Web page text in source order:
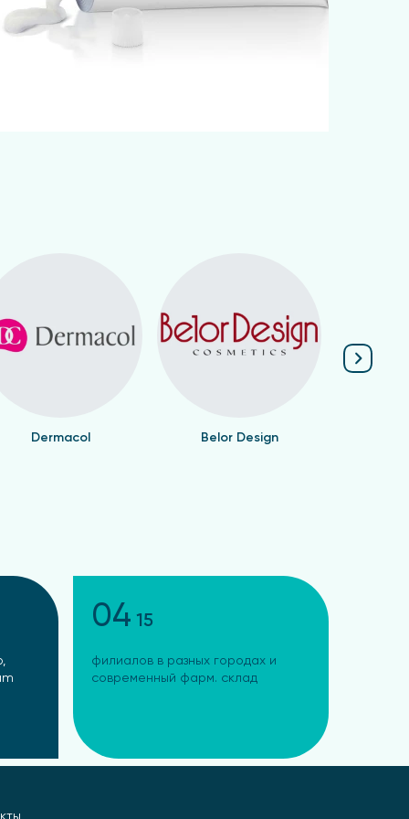
Dermacol Belor Design
04 15
филиалов в разных городах и
современный фарм. склад